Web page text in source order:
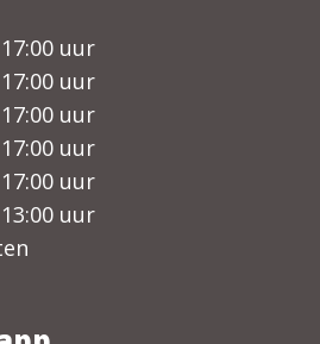
uur
uur
uur
uur
uur
uur